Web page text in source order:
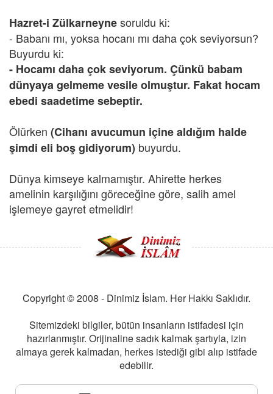
Hazret-i Zülkarneynesoruldu ki:
- Babanı mı, yoksa hocanı mı daha çok seviyorsun?
Buyurdu ki:
- Hocamı daha çok seviyorum. Çünkü babam
dünyaya gelmeme vesile olmuştur. Fakat hocam
ebedi saadetime sebeptir.
Ölürken (Cihanı avucumun içine aldığım halde
şimdi eli boş gidiyorum) buyurdu.
Dünya kimseye kalmamıştır. Ahirette herkes
amelinin karşılığını göreceğine göre, salih amel
işlemeye gayret etmelidir!
Copyright © 2008 - Dinimiz İslam. Her Hakkı Saklıdır.
Sitemizdeki bilgiler, bütün insanların istifadesi için
hazırlanmıştır. Orijinaline sadık kalmak şartıyla, izin
almaya gerek kalmadan, herkes istediği gibi alıp istifade
edebilir.